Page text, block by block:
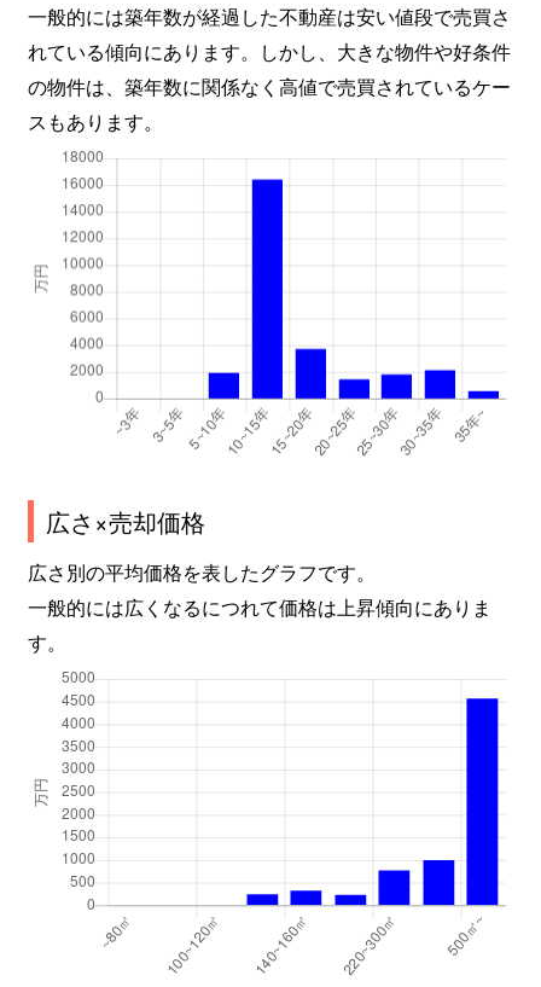
一般的には築年数が経過した不動産は安い値段で売買さ
れている傾向にあります。しかし、大きな物件や好条件
の物件は、築年数に関係なく高値で売買されているケー
スもあります。
広さ×売却価格
広さ別の平均価格を表したグラフです。
一般的には広くなるにつれて価格は上昇傾向にありま
す。